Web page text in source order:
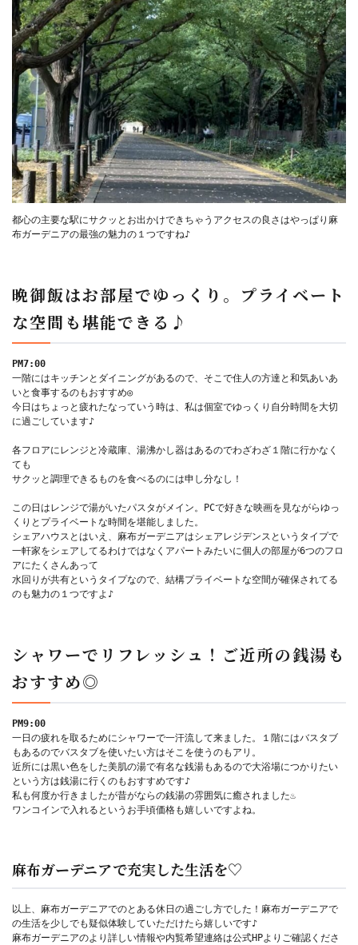
都心の主要な駅にサクッとお出かけできちゃうアクセスの良さはやっぱり麻
布ガーデニアの最強の魅力の１つですね♪
晩御飯はお部屋でゆっくり。プライベート
な空間も堪能できる♪
PM7:00
一階にはキッチンとダイニングがあるので、そこで住人の方達と和気あいあ
いと食事するのもおすすめ◎
今日はちょっと疲れたなっていう時は、私は個室でゆっくり自分時間を大切
に過ごしています♪
各フロアにレンジと冷蔵庫、湯沸かし器はあるのでわざわざ１階に行かなく
ても
サクッと調理できるものを食べるのには申し分なし！
この日はレンジで湯がいたパスタがメイン。PCで好きな映画を見ながらゆっ
くりとプライベートな時間を堪能しました。
シェアハウスとはいえ、麻布ガーデニアはシェアレジデンスというタイプで
一軒家をシェアしてるわけではなくアパートみたいに個人の部屋が6つのフロ
アにたくさんあって
水回りが共有というタイプなので、結構プライベートな空間が確保されてる
のも魅力の１つですよ♪
シャワーでリフレッシュ！ご近所の銭湯も
おすすめ◎
PM9:00
一日の疲れを取るためにシャワーで一汗流して来ました。１階にはバスタブ
もあるのでバスタブを使いたい方はそこを使うのもアリ。
近所には黒い色をした美肌の湯で有名な銭湯もあるので大浴場につかりたい
という方は銭湯に行くのもおすすめです♪
私も何度か行きましたが昔がならの銭湯の雰囲気に癒されました♨︎
ワンコインで入れるというお手頃価格も嬉しいですよね。
麻布ガーデニアで充実した生活を♡
以上、麻布ガーデニアでのとある休日の過ごし方でした！麻布ガーデニアで
の生活を少しでも疑似体験していただけたら嬉しいです♪
麻布ガーデニアのより詳しい情報や内覧希望連絡は公式HPよりご確認くださ